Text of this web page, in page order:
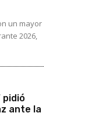
un mayor
2026,
pidió
ante la